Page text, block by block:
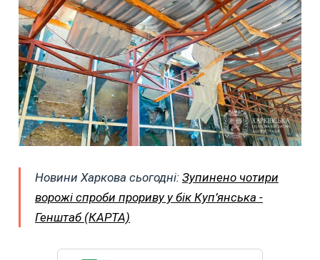
Новини Харкова сьогодні: Зупинено чотири
ворожі спроби прориву у бік Куп’янська -
Генштаб (КАРТА)